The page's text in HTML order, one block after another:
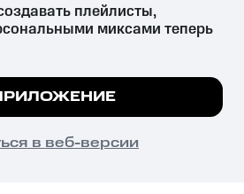
аналогов причиняет вред здоровью,
и влечёт установленную
чтобы на сайте все
ПОНЯТНО
плейлисты,
миксами теперь
в веб-версии